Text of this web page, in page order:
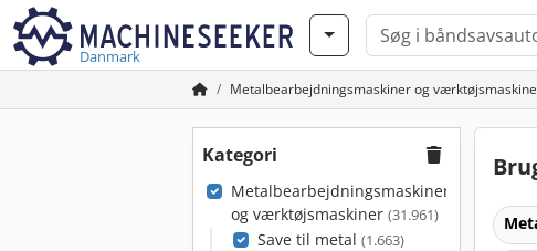
Danmark
Metalbearbejdningsmaskiner og
Kategori
Metalbearbejdningsmaskiner
og værktøjsmaskiner (31.961)
Save til metal (1.663)